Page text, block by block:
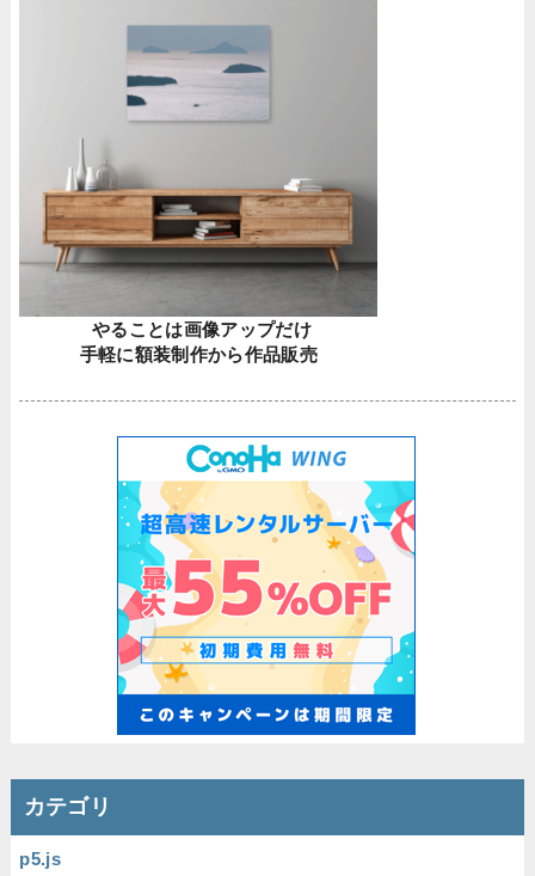
やることは画像アップだけ
手軽に額装制作から作品販売
カテゴリ
p5.js